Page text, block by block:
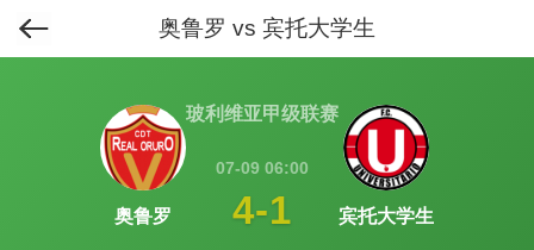
奥鲁罗 vs 宾托大学生
排行榜 >平局大师榜>
奥鲁罗
玻利维亚甲级联赛
07-09 06:00
4-1 宾托大学生